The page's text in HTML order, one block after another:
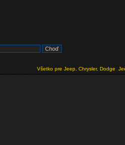
Všetko pre Jeep, Chrysler, Dodge